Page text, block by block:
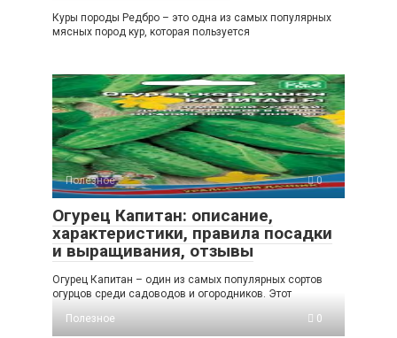
Куры породы Редбро – это одна из самых популярных
мясных пород кур, которая пользуется
Полезное 0
Огурец Капитан: описание,
характеристики, правила посадки
и выращивания, отзывы
Огурец Капитан – один из самых популярных сортов
огурцов среди садоводов и огородников. Этот
Полезное
0